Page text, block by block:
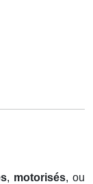
, motorisés, ou